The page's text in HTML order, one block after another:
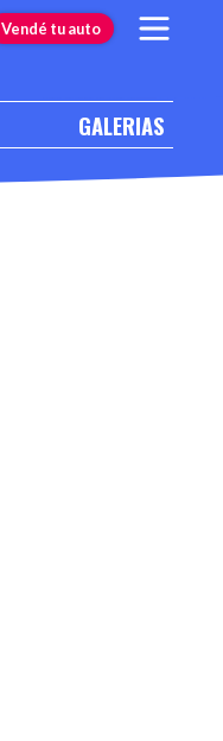
Vendé tu auto
GALERIAS